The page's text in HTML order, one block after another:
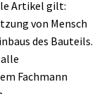
Artikel gilt:
von Mensch
des Bauteils.
Fachmann